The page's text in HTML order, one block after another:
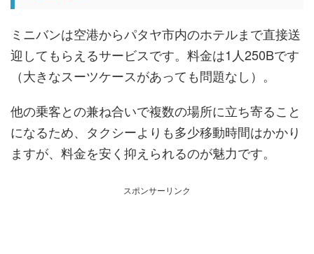
ミニバンは空港からパタヤ市内のホテルまで直接送
迎してもらえるサービスです。料金は1人250Bです
（大きなスーツケースがあっても問題なし）。
他の乗客との兼ね合いで複数の場所に立ち寄ること
になるため、タクシーよりも多少移動時間はかかり
ますが、料金を安く抑えられるのが魅力です。
スポンサーリンク